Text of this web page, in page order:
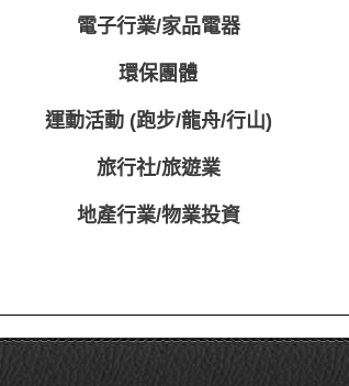
電子行業/家品電器
環保團體
運動活動 (跑步/龍舟/行山)
旅行社/旅遊業
地產行業/物業投資